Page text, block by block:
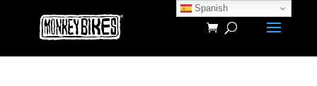
Búsqueda
productos
Spanish